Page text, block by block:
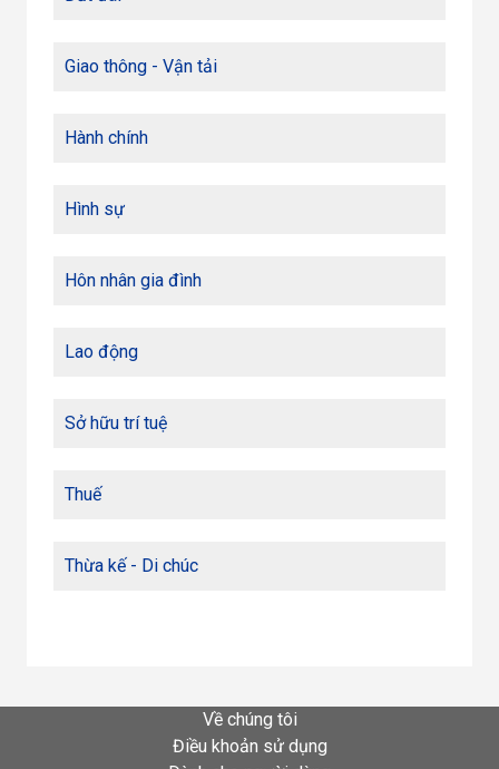
Giao thông - Vận tải
Hành chính
Hình sự
Hôn nhân gia đình
Lao động
Sở hữu trí tuệ
Thuế
Thừa kế - Di chúc
Về chúng tôi
Điều khoản sử dụng